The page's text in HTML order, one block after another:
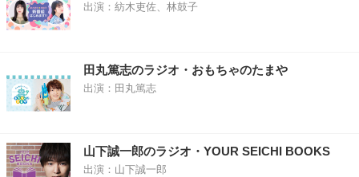
出演：紡木吏佐、林鼓子
田丸篤志のラジオ・おもちゃのたまや
出演：田丸篤志
山下誠一郎のラジオ・YOUR SEICHI BOOKS
出演：山下誠一郎